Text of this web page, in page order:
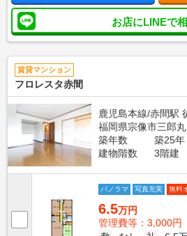
お店にLINEで
賃貸マンション
フロレスタ赤間
鹿児島本線/赤間駅
福岡県宗像市三郎丸
築年数
築25年
建物階数
3階建
パノラマ 写真充実 無料
6.5万円
管理費等：3,000円